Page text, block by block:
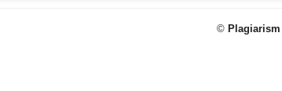
© Plagiarism